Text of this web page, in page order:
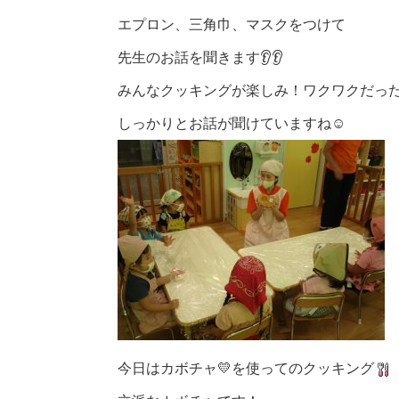
エプロン、三角巾、マスクをつけて
先生のお話を聞きます👂👂
みんなクッキングが楽しみ！ワクワクだっ
しっかりとお話が聞けていますね☺
今日はカボチャ💛を使ってのクッキング